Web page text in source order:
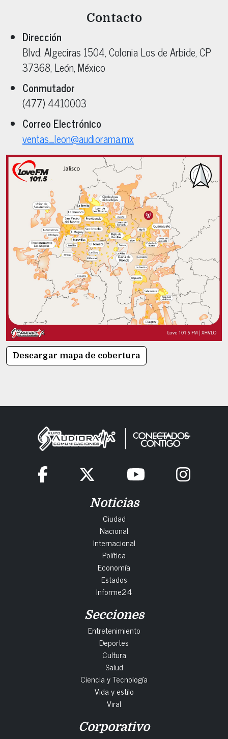
Contacto
Dirección
Blvd. Algeciras 1504, ColoniaLos de Arbide, CP
37368, León, México
Conmutador
(477) 4410003
Correo Electrónico
ventas_leon@audiorama.mx
Descargar mapa de cobertura
Noticias
Ciudad
Nacional
Internacional
Política
Economía
Estados
Informe24
Secciones
Entretenimiento
Deportes
Cultura
Salud
Ciencia y Tecnología
Vida y estilo
Viral
Corporativo